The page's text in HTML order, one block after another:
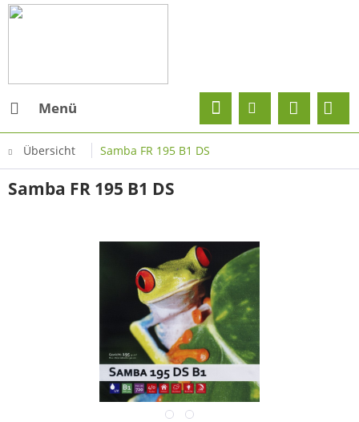
Menü
Übersicht Samba FR 195 B1 DS
Samba FR 195 B1 DS